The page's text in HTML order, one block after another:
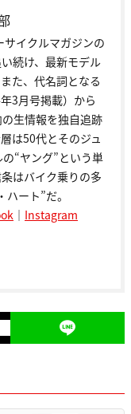
イクルマガジンの
続け、最新モデル
た、代名詞となる
3月号掲載）から
生情報を独自追跡
は50代とそのジュ
“ヤング”という単
はバイク乗りの多
ート”だ。
｜ Instagram